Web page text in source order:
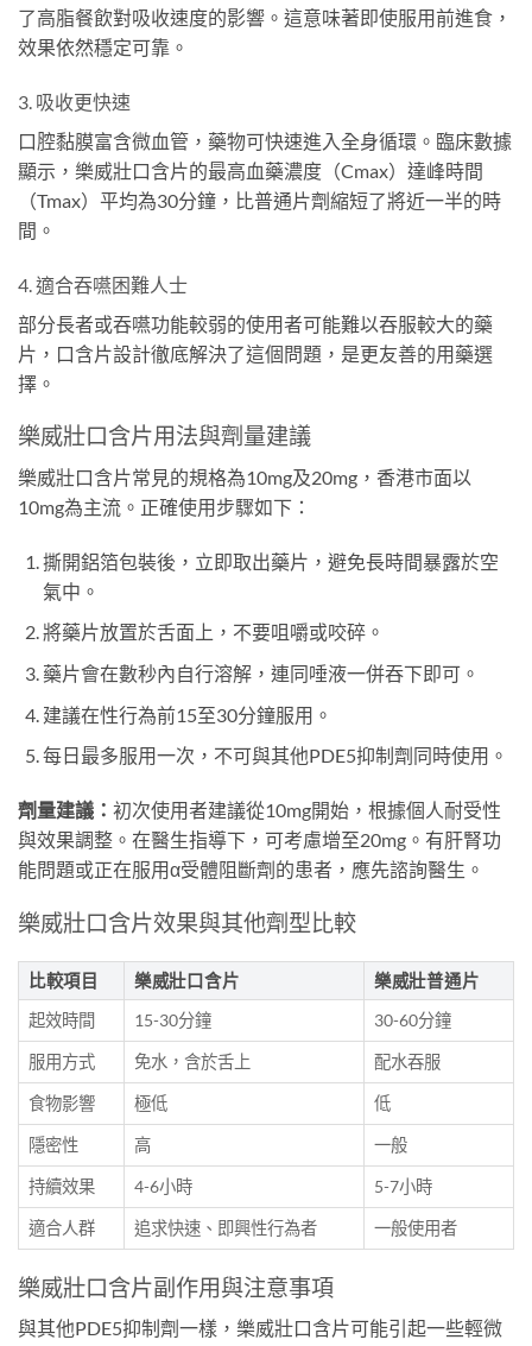
了高脂餐飲對吸收速度的影響。這意味著即使服用前進食，
效果依然穩定可靠。
3. 吸收更快速
口腔黏膜富含微血管，藥物可快速進入全身循環。臨床數據
顯示，樂威壯口含片的最高血藥濃度（Cmax）達峰時間
（Tmax）平均為30分鐘，比普通片劑縮短了將近一半的時
間。
4. 適合吞嚥困難人士
部分長者或吞嚥功能較弱的使用者可能難以吞服較大的藥
片，口含片設計徹底解決了這個問題，是更友善的用藥選
擇。
樂威壯口含片用法與劑量建議
樂威壯口含片常見的規格為10mg及20mg，香港市面以
10mg為主流。正確使用步驟如下：
撕開鋁箔包裝後，立即取出藥片，避免長時間暴露於空
氣中。
將藥片放置於舌面上，不要咀嚼或咬碎。
藥片會在數秒內自行溶解，連同唾液一併吞下即可。
建議在性行為前15至30分鐘服用。
每日最多服用一次，不可與其他PDE5抑制劑同時使用。
劑量建議： 初次使用者建議從10mg開始，根據個人耐受性
與效果調整。在醫生指導下，可考慮增至20mg。有肝腎功
能問題或正在服用α受體阻斷劑的患者，應先諮詢醫生。
樂威壯口含片效果與其他劑型比較
比較項目 樂威壯口含片
樂威壯普通片
起效時間
15-30分鐘 30-60分鐘
服用方式 免水，含於舌上 配水吞服
食物影響 極低 低
隱密性 高 一般
持續效果 4-6小時 5-7小時
適合人群 追求快速、即興性行為者 一般使用者
樂威壯口含片副作用與注意事項
與其他PDE5抑制劑一樣，樂威壯口含片可能引起一些輕微